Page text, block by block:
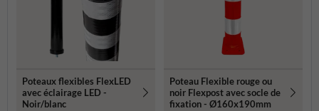
Poteaux flexibles FlexLED
avec éclairage LED -
Noir/blanc
Poteau Flexible rouge ou
noir Flexpost avec socle de
fixation - Ø160x190mm